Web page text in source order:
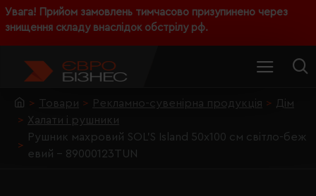
Увага! Прийом замовлень тимчасово призупинено через
знищення складу внаслідок обстрілу рф.
Товари Рекламно-сувенірна продукція
Дім
Халати і рушники
Рушник махровий SOL'S Island 50х100 см світло-беж
евий - 89000123TUN